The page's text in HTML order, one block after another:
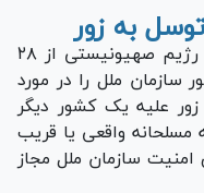
به زور
تجاوز‌های انجام‌شده توسط آمریکا و رژیم صهیونیستی از ۲۸
سازمان ملل را در مورد
علیه یک کشور دیگر
مسلحانه واقعی یا قریب
امنیت سازمان ملل مجاز